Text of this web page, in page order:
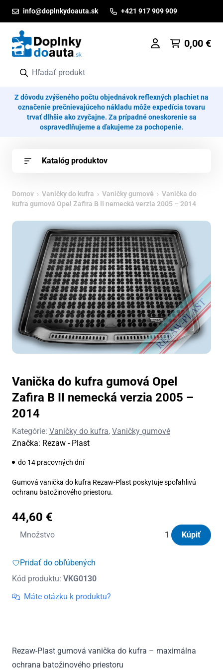
info@doplnkydoauta.sk +421 917 909 909
0,00 €
Z dôvodu zvýšeného počtu objednávok reflexných plachiet na
označenie prečnievajúceho nákladu môže expedícia tovaru
trvať dlhšie ako zvyčajne. Za prípadné oneskorenie sa
ospravedlňujeme a ďakujeme za pochopenie.
Katalóg produktov
Domov › Vaničky do kufra › Vaničky gumové › Vanička do
kufra gumová Opel Zafira B II nemecká verzia 2005 – 2014
Vanička do kufra gumová Opel
Zafira B II nemecká verzia 2005 –
2014
Kategórie: Vaničky do kufra, Vaničky gumové
Značka: Rezaw - Plast
do 14 pracovných dní
Gumová vanička do kufra Rezaw-Plast poskytuje spoľahlivú
ochranu batožinového priestoru.
44,60 €
Množstvo
množstvo
do
gumová
Opel
verzia
2005
Kúpiť
Pridať do obľúbených
Kód produktu: VKG0130
Máte otázku k produktu?
Rezaw-Plast gumová vanička do kufra – maximálna
ochrana batožinového priestoru